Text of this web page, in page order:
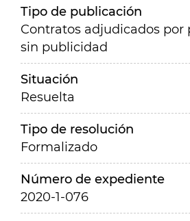
Tipo de publicación
Contratos adjudicados
sin publicidad
Situación
Resuelta
Tipo de resolución
Formalizado
Número de expediente
2020-1-076